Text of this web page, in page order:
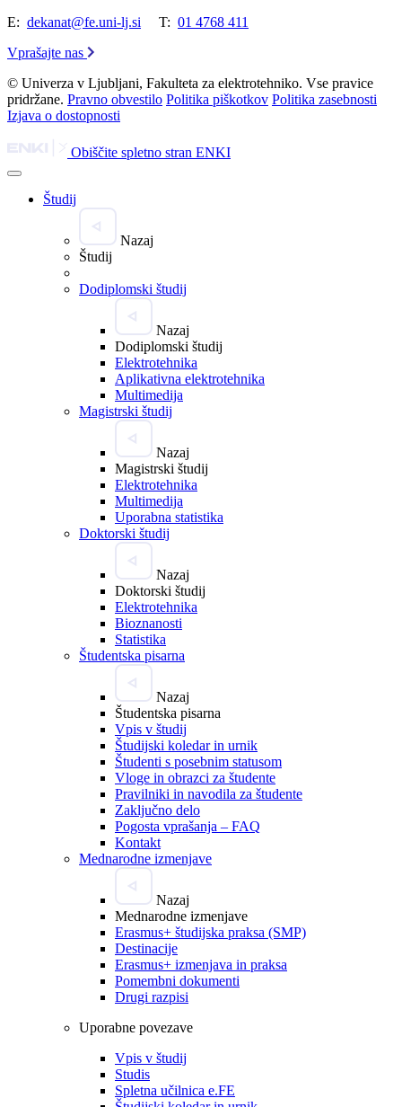
E: dekanat@fe.uni-lj.si T: 01 4768 411
Vprašajte nas
© Univerza v Ljubljani, Fakulteta za elektrotehniko. Vse pravice
pridržane. Pravno obvestilo Politika piškotkov Politika zasebnosti
Izjava o dostopnosti
Obiščite spletno stran ENKI
Študij
Nazaj
Študij
Dodiplomski študij
Nazaj
Dodiplomski študij
Elektrotehnika
Aplikativna elektrotehnika
Multimedija
Magistrski študij
Nazaj
Magistrski študij
Elektrotehnika
Multimedija
Uporabna statistika
Doktorski študij
Nazaj
Doktorski študij
Elektrotehnika
Bioznanosti
Statistika
Študentska pisarna
Nazaj
Študentska pisarna
Vpis v študij
Študijski koledar in urnik
Študenti s posebnim statusom
Vloge in obrazci za študente
Pravilniki in navodila za študente
Zaključno delo
Pogosta vprašanja – FAQ
Kontakt
Mednarodne izmenjave
Nazaj
Mednarodne izmenjave
Erasmus+ študijska praksa (SMP)
Destinacije
Erasmus+ izmenjava in praksa
Pomembni dokumenti
Drugi razpisi
Uporabne povezave
Vpis v študij
Studis
Spletna učilnica e.FE